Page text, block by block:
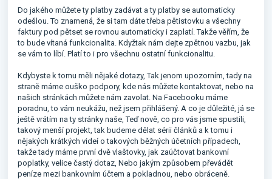
Do jakého můžete ty platby zadávat a ty platby se automaticky
odešlou. To znamená, že si tam dáte třeba pětistovku a všechny
faktury pod pětset se rovnou automaticky i zaplatí. Takže věřím, že
to bude vítaná funkcionalita. Kdyžtak nám dejte zpětnou vazbu, jak
se vám to líbí. Platí to i pro všechnu ostatní funkcionalitu.
Kdybyste k tomu měli nějaké dotazy, Tak jenom upozorním, tady na
straně máme ouško podpory, kde nás můžete kontaktovat, nebo na
našich stránkách můžete nám zavolat. Na Facebooku máme
poradnu, to vám neukážu, než jsem přihlášený. A co je důležité, já se
ještě vrátím na ty stránky naše, Teď nově, co pro vás jsme spustili,
takový menší projekt, tak budeme dělat sérii článků a k tomu i
nějakých krátkých videí o takových běžných účetních případech,
takže tady máme první dvě vlaštovky, jak zaúčtovat bankovní
poplatky, velice častý dotaz, Nebo jakým způsobem převádět
peníze mezi bankovním účtem a pokladnou, nebo obráceně.